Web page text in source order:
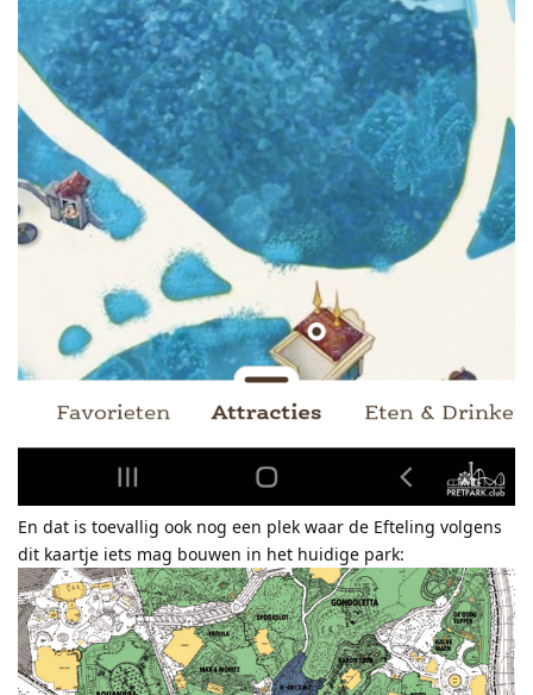
En dat is toevallig ook nog een plek waar de Efteling volgens
dit kaartje iets mag bouwen in het huidige park: